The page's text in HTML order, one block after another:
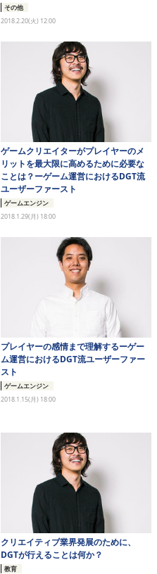
その他
2018.2.20(火) 12:00
ゲームクリエイターがプレイヤーのメ
リットを最大限に高めるために必要な
ことは？ーゲーム運営におけるDGT流
ユーザーファースト
ゲームエンジン
2018.1.29(月) 18:00
プレイヤーの感情まで理解するーゲー
ム運営におけるDGT流ユーザーファー
スト
ゲームエンジン
2018.1.15(月) 18:00
クリエイティブ業界発展のために、
DGTが行えることは何か？
教育